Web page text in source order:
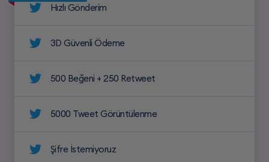
Hızlı Gönderim
3D Güvenli Ödeme
500 Beğeni + 250 Retweet
5000 Tweet Görüntülenme
Şifre İstemiyoruz